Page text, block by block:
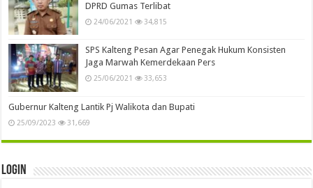
DPRD Gumas Terlibat
24/06/2021 34,815
SPS Kalteng Pesan Agar Penegak Hukum Konsisten
Jaga Marwah Kemerdekaan Pers
25/06/2021 33,653
Gubernur Kalteng Lantik Pj Walikota dan Bupati
25/09/2023 31,669
Login